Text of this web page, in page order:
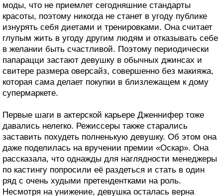
моды, что не приемлет сегодняшние стандарты
красоты, поэтому никогда не станет в угоду публике
изнурять себя диетами и тренировками. Она считает
глупым жить в угоду другим людям и отказывать себе
в желании быть счастливой. Поэтому периодически
папарацци застают девушку в обычных джинсах и
свитере размера оверсайз, совершенно без макияжа,
которая сама делает покупки в близлежащем к дому
супермаркете.
Первые шаги в актерской карьере Дженнифер тоже
давались нелегко. Режиссеры также старались
заставить похудеть полненькую девушку. Об этом она
даже поделилась на вручении премии «Оскар». Она
рассказала, что однажды для наглядности менеджеры
по кастингу попросили её раздеться и стать в один
ряд с очень худыми претендентками на роль.
Несмотря на унижение, девушка осталась верна